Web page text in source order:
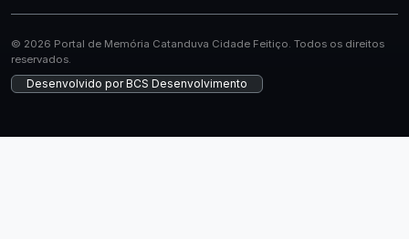
© 2026 Portal de Memória Catanduva Cidade Feitiço. Todos os direitos
reservados.
Desenvolvido porBCS Desenvolvimento